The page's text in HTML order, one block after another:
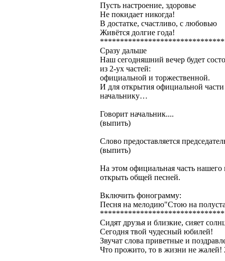
Пусть настроение, здоровье
Не покидает никогда!
В достатке, счастливо, с любовью
Живётся долгие года!
Сразу дальше
Наш сегодняшний вечер будет
из 2-ух частей:
официальной и торжественной.
И для открытия официальной части
начальнику…
Говорит начальник....
(выпить)
Слово предоставляется
(выпить)
На этом официальная часть нашего
открыть общей песней.
Включить фонограмму:
Песня на мелодию"Стою на
Сидят друзья и близкие, сияет
Сегодня твой чудесный юбилей!
Звучат слова приветные и
Что прожито, то в жизни не жалей!